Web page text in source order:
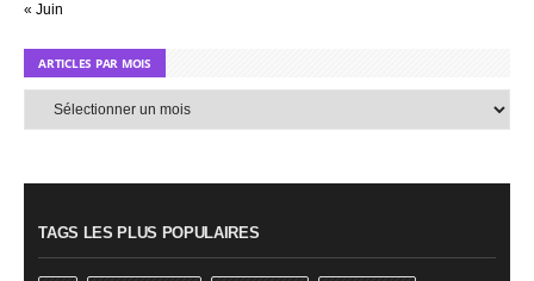
« Juin
ARTICLES PAR MOIS
TAGS LES PLUS POPULAIRES